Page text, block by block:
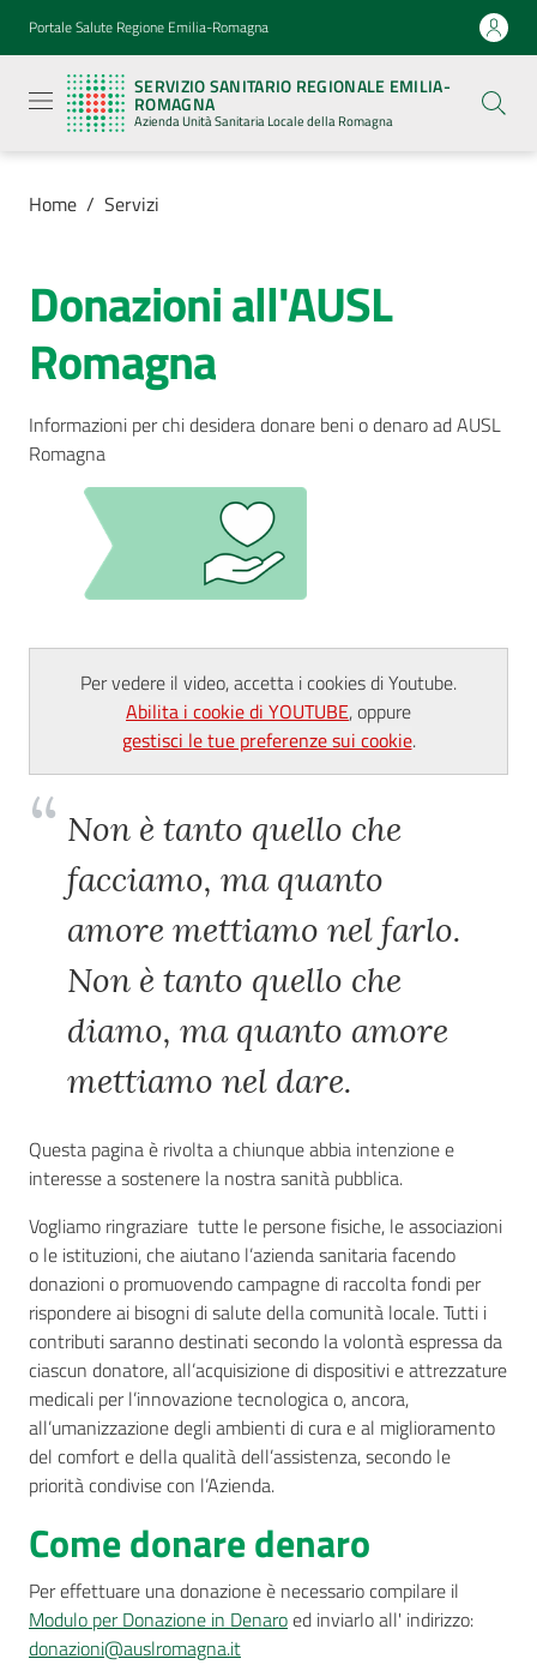
Vai al contenuto
Vai alla navigazione
Vai al footer
Portale Salute Regione Emilia-Romagna
SERVIZIO SANITARIO REGIONALE EMILIA-
ROMAGNA
Azienda Unità Sanitaria Locale della Romagna
Sanitario
Regionale
Emilia-
Romagna
Azienda
Sanitaria
Locale della
Menu selezionato
Luoghi
Carta
dei
Dedicato
Concorsi
Seguici
Home / Servizi
Donazioni all'AUSL
Romagna
Informazioni per chi desidera donare beni o denaro ad AUSL
Romagna
Per vedere il video, accetta i cookies di Youtube.
Abilita i cookie di YOUTUBE, oppure
gestisci le tue preferenze sui cookie.
Non è tanto quello che
facciamo, ma quanto
amore mettiamo nel farlo.
Non è tanto quello che
diamo, ma quanto amore
mettiamo nel dare.
Questa pagina è rivolta a chiunque abbia intenzione e
interesse a sostenere la nostra sanità pubblica.
Vogliamo ringraziare tutte le persone fisiche, le associazioni
o le istituzioni, che aiutano l’azienda sanitaria facendo
donazioni o promuovendo campagne di raccolta fondi per
rispondere ai bisogni di salute della comunità locale. Tutti i
contributi saranno destinati secondo la volontà espressa da
ciascun donatore, all’acquisizione di dispositivi e attrezzature
medicali per l’innovazione tecnologica o, ancora,
all’umanizzazione degli ambienti di cura e al miglioramento
del comfort e della qualità dell’assistenza, secondo le
priorità condivise con l’Azienda.
Come donare denaro
Per effettuare una donazione è necessario compilare il
Modulo per Donazione in Denaroed inviarlo all' indirizzo:
donazioni@auslromagna.it